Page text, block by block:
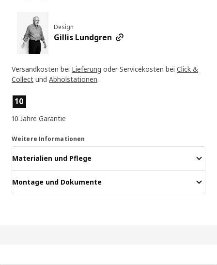
Design
Gillis Lundgren
Versandkosten bei Lieferung oder Servicekosten bei Click &
Collect und Abholstationen.
Produktmerkmale
10
10 Jahre Garantie
Weitere Informationen
Materialien und Pflege
Montage und Dokumente